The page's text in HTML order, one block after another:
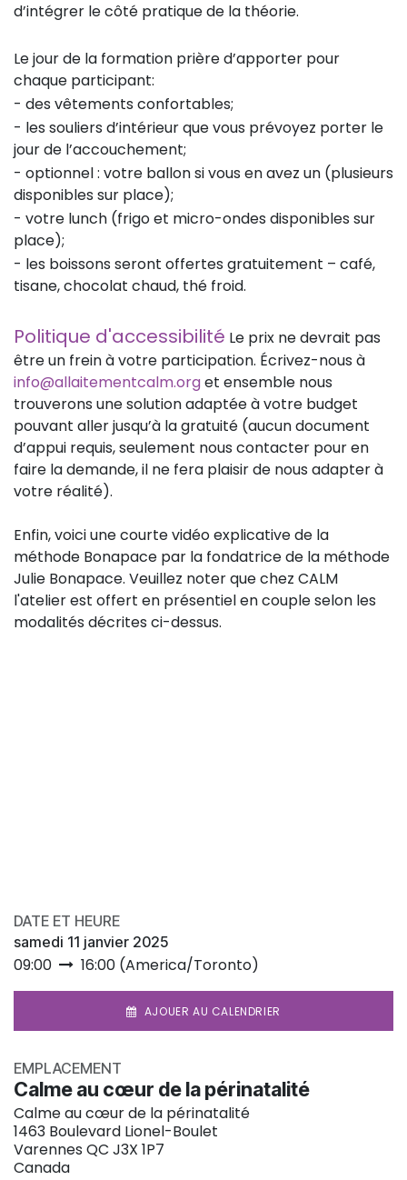
d’intégrer le côté pratique de la théorie.
Le jour de la formation prière d’apporter pour
chaque participant:
- des vêtements confortables;
- les souliers d’intérieur que vous prévoyez porter le
jour de l’accouchement;
- optionnel : votre ballon si vous en avez un (plusieurs
disponibles sur place);
- votre lunch (frigo et micro-ondes disponibles sur
place);
- les boissons seront offertes gratuitement – café,
tisane, chocolat chaud, thé froid.
Politique d'accessibilité Le prix ne devrait pas
être un frein à votre participation. Écrivez-nous à
info@allaitementcalm.orget ensemble nous
trouverons une solution adaptée à votre budget
pouvant aller jusqu’à la gratuité (aucun document
d’appui requis, seulement nous contacter pour en
faire la demande, il ne fera plaisir de nous adapter à
votre réalité).
Enfin, voici une courte vidéo explicative de la
méthode Bonapace par la fondatrice de la méthode
Julie Bonapace. Veuillez noter que chez CALM
l'atelier est offert en présentiel en couple selon les
modalités décrites ci-dessus.
DATE ET HEURE
samedi 11 janvier 2025
09:00 16:00 (America/Toronto)
AJOUER AU CALENDRIER
EMPLACEMENT
Calme au cœur de la périnatalité
Calme au cœur de la périnatalité
1463 Boulevard Lionel-Boulet
Varennes QC J3X 1P7
Canada